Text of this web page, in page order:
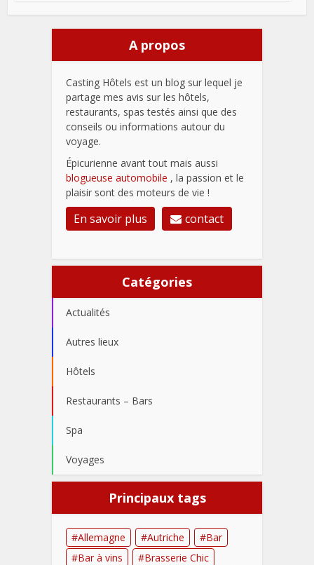
A propos
Casting Hôtels est un blog sur lequel je
partage mes avis sur les hôtels,
restaurants, spas testés ainsi que des
conseils ou informations autour du
voyage.
Épicurienne avant tout mais aussi
blogueuse automobile , la passion et le
plaisir sont des moteurs de vie !
En savoir plus contact
Catégories
Actualités
Autres lieux
Hôtels
Restaurants – Bars
Spa
Voyages
Principaux tags
Allemagne Autriche
Bar
Bar à vins
Brasserie Chic